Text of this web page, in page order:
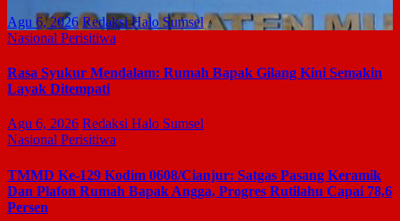
Agu 6, 2026 Redaksi Halo Sumsel
Nasional Perisitiwa
Rasa Syukur Mendalam: Rumah Bapak Gilang Kini Semakin
Layak Ditempati
Agu 6, 2026 Redaksi Halo Sumsel
Nasional Perisitiwa
TMMD Ke-129 Kodim 0608/Cianjur: Satgas Pasang Keramik
Dan Plafon Rumah Bapak Angga, Progres Rutilahu Capai 78,6
Persen